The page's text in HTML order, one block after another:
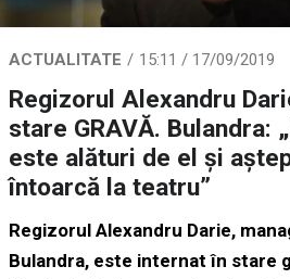
ACTUALITATE 15:11 / 17/09/2019
Regizorul Alexandru
stare GRAVĂ. Bulandra:
este alături de el şi
întoarcă la teatru”
Regizorul Alexandru Darie,
Bulandra, este internat în stare